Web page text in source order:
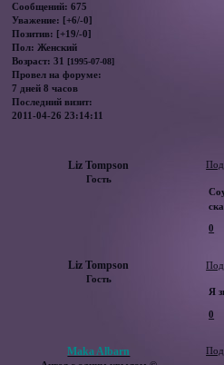
Сообщений: 675
Уважение: [+6/-0]
Позитив: [+19/-0]
Пол: Женский
Возраст: 31 [1995-07-08]
Провел на форуме:
7 дней 8 часов
Последний визит:
2011-04-26 23:14:11
Liz Tompson
Гость
0
Liz Tompson
Гость
Я
0
Maka Albarn